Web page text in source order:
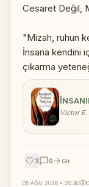
Cesaret Değil,
"Mizah, ruhun
İnsana kendini
çıkarma
Victor E.
🤍 3 0 Git
05 AĞU 2026 • 20:40